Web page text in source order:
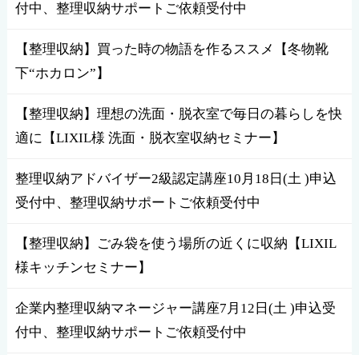
付中、整理収納サポートご依頼受付中
【整理収納】買った時の物語を作るススメ【冬物靴
下“ホカロン”】
【整理収納】理想の洗面・脱衣室で毎日の暮らしを快
適に【LIXIL様 洗面・脱衣室収納セミナー】
整理収納アドバイザー2級認定講座10月18日(土 )申込
受付中、整理収納サポートご依頼受付中
【整理収納】ごみ袋を使う場所の近くに収納【LIXIL
様キッチンセミナー】
企業内整理収納マネージャー講座7月12日(土 )申込受
付中、整理収納サポートご依頼受付中